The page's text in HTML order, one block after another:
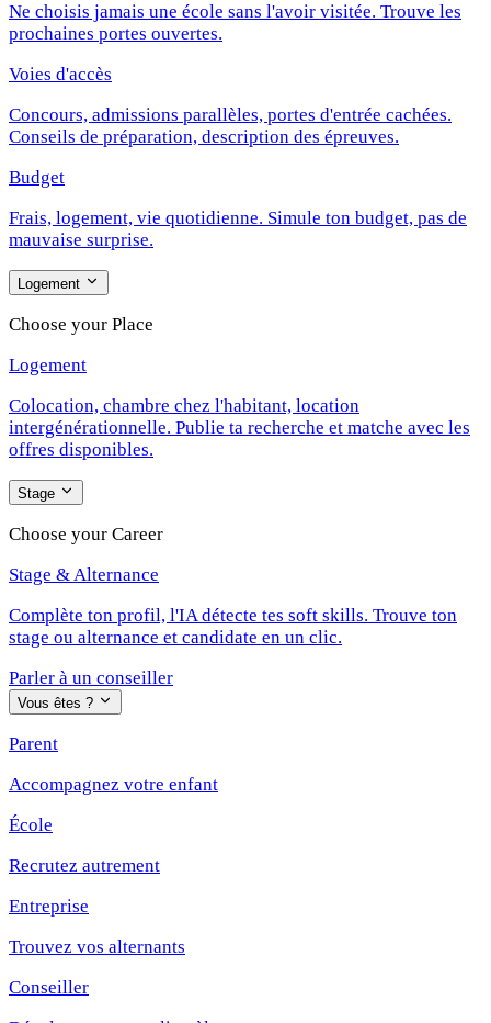
Ne choisis jamais une école sans l'avoir visitée. Trouve les
prochaines portes ouvertes.
Voies d'accès
Concours, admissions parallèles, portes d'entrée cachées.
Conseils de préparation, description des épreuves.
Budget
Frais, logement, vie quotidienne. Simule ton budget, pas de
mauvaise surprise.
Logement
Choose your Place
Logement
Colocation, chambre chez l'habitant, location
intergénérationnelle. Publie ta recherche et matche avec les
offres disponibles.
Stage
Choose your Career
Stage & Alternance
Complète ton profil, l'IA détecte tes soft skills. Trouve ton
stage ou alternance et candidate en un clic.
Parler à un conseiller
Vous êtes ?
Parent
Accompagnez votre enfant
École
Recrutez autrement
Entreprise
Trouvez vos alternants
Conseiller